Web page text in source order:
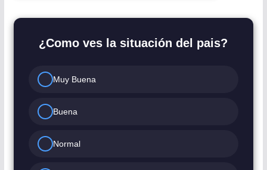
¿Como ves la situación del pais?
Muy Buena
Buena
Normal